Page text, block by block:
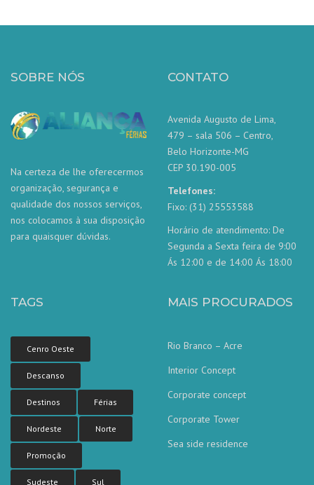
SOBRE NÓS
Na certeza de lhe oferecermos
organização, segurança e
qualidade dos nossos serviços,
nos colocamos à sua disposição
para quaisquer dúvidas.
CONTATO
Avenida Augusto de Lima,
479 – sala 506 – Centro,
Belo Horizonte-MG
CEP 30.190-005
Telefones:
Fixo: (31) 25553588
Horário de atendimento: De
Segunda a Sexta feira de 9:00
Ás 12:00 e de 14:00 Ás 18:00
TAGS
Cenro Oeste
Descanso
Destinos Férias
Nordeste Norte
Promoção
Sudeste Sul
MAIS PROCURADOS
Rio Branco – Acre
Interior Concept
Corporate concept
Corporate Tower
Sea side residence
Nossa equipe de atendimento ao